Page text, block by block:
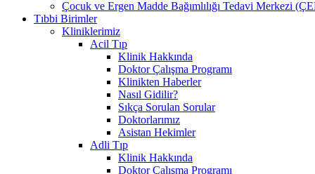
Çocuk ve Ergen Madde Bağımlılığı Tedavi Merkezi
Tıbbi Birimler
Kliniklerimiz
Acil Tıp
Klinik Hakkında
Doktor Çalışma Programı
Klinikten Haberler
Nasıl Gidilir?
Sıkça Sorulan Sorular
Doktorlarımız
Asistan Hekimler
Adli Tıp
Klinik Hakkında
Doktor Çalışma Programı